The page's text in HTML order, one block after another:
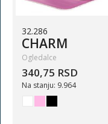
32.286
CHARM
Ogledalce
340,75 RSD
Na stanju: 9.964